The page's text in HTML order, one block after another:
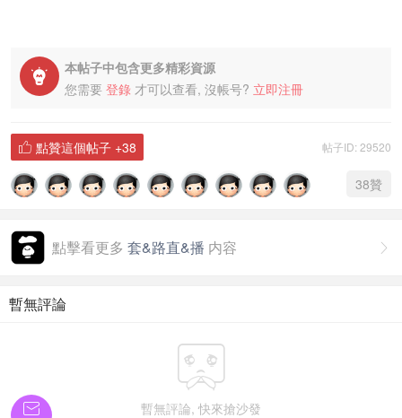

本帖子中包含更多精彩資源
您需要 登錄 才可以查看, 沒帳号? 立即注冊
帖子ID: 29520
 點贊這個帖子 +38
38贊

點擊看更多 套&路直&播 内容
暫無評論

暫無評論, 快來搶沙發
